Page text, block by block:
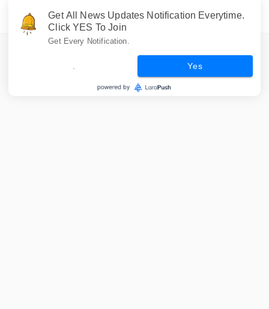
Get All News Updates Notification Everytime.
Click YES To Join
Get Every Notification.
Yes